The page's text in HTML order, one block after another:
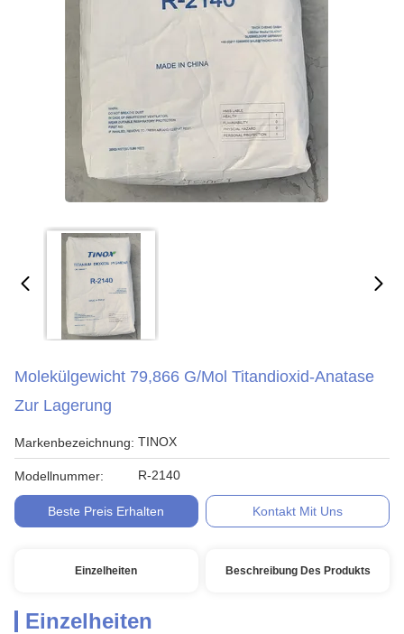
Molekülgewicht 79,866 G/mol Titandioxid-Anatase
Zur Lagerung
Markenbezeichnung: TINOX
Modellnummer: R-2140
Beste Preis Erhalten Kontakt Mit Uns
Einzelheiten Beschreibung Des Produkts
Einzelheiten